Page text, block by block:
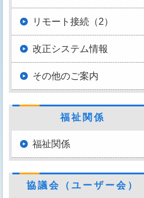
リモート接続（2）
改正システム情報
その他のご案内
福祉関係
福祉関係
協議会（ユーザー会）